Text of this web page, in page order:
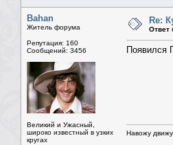
Bahan
Житель форума
Репутация: 160
Сообщений: 3456
Великий и Ужасный,
широко известный в узких
кругах
Re:
Ответ
Появился
Навожу